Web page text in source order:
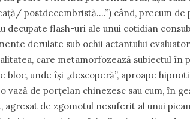
postdecembristă….”) când, precum de
decupate flash-uri ale unui cotidian
derulate sub ochii actantului
care metamorfozează subiectul în
bloc, unde își „descoperă”, aproape
o vază de porțelan chinezesc sau cum, în
agresat de zgomotul nesuferit al unui